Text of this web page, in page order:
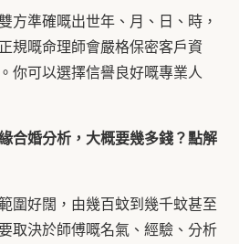
方準確嘅出世年、月、日、時，
規嘅命理師會嚴格保密客戶資
你可以選擇信譽良好嘅專業人
合婚分析，大概要幾多錢？點解
圍好闊，由幾百蚊到幾千蚊甚至
取決於師傅嘅名氣、經驗、分析